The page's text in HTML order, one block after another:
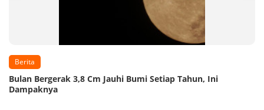
Berita
Bulan Bergerak 3,8 Cm Jauhi Bumi Setiap Tahun, Ini
Dampaknya